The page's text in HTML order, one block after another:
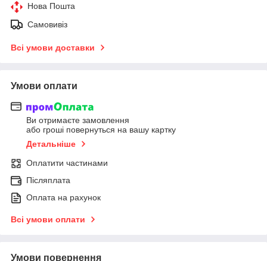
Нова Пошта
Самовивіз
Всі умови доставки
Умови оплати
Ви отримаєте замовлення
або гроші повернуться на вашу картку
Детальніше
Оплатити частинами
Післяплата
Оплата на рахунок
Всі умови оплати
Умови повернення